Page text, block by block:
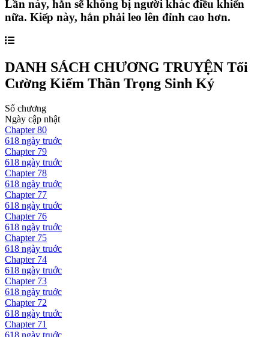
Lần này, hắn sẽ không bị người khác điều khiển
nữa. Kiếp này, hắn phải leo lên đỉnh cao hơn.
DANH SÁCH CHƯƠNG TRUYỆN Tối
Cường Kiếm Thần Trọng Sinh Ký
Số chương
Ngày cập nhật
Chapter80
618 ngày truớc
Chapter 79
618 ngày truớc
Chapter 78
618 ngày truớc
Chapter 77
618 ngày truớc
Chapter 76
618 ngày truớc
Chapter 75
618 ngày truớc
Chapter 74
618 ngày truớc
Chapter 73
618 ngày truớc
Chapter 72
618 ngày truớc
Chapter 71